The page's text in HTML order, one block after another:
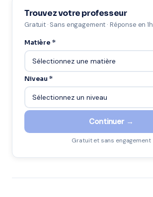
Trouvez votre professeur
Gratuit · Sans engagement · Réponse en 1h
Matière *
Niveau *
Continuer →
Gratuit et sans engagement